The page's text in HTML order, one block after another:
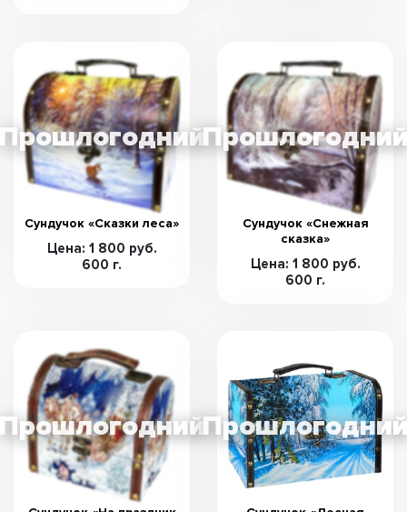
Сундучок «Сказки леса»
Цена: 1 800 руб.
600 г.
Сундучок «Снежная
сказка»
Цена: 1 800 руб.
600 г.